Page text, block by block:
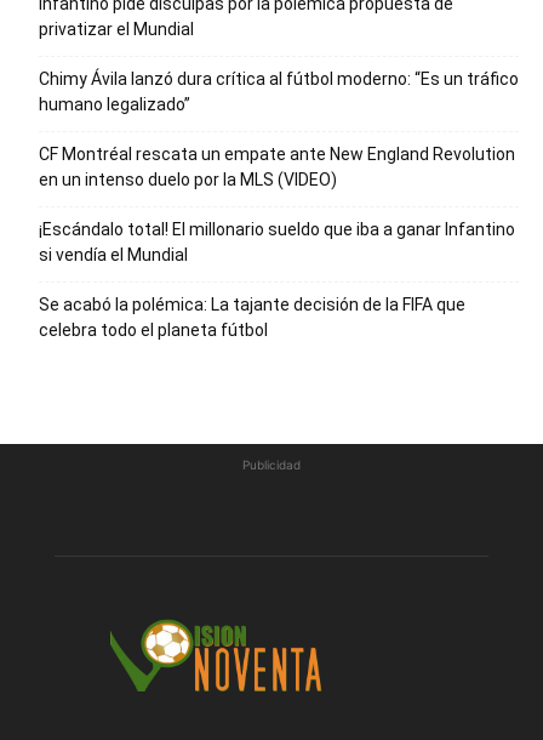
privatizar el Mundial
Chimy Ávila lanzó dura crítica al fútbol moderno: “Es un tráfico
humano legalizado”
CF Montréal rescata un empate ante New England Revolution
en un intenso duelo por la MLS (VIDEO)
¡Escándalo total! El millonario sueldo que iba a ganar Infantino
si vendía el Mundial
Se acabó la polémica: La tajante decisión de la FIFA que
celebra todo el planeta fútbol
Publicidad